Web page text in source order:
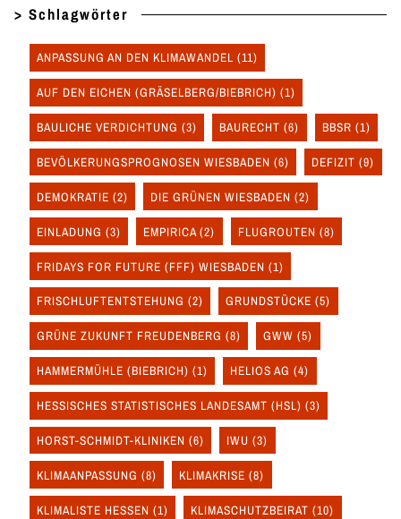
> Schlagwörter
ANPASSUNG AN DEN KLIMAWANDEL (11)
AUF DEN EICHEN (GRÄSELBERG/BIEBRICH) (1)
BAULICHE VERDICHTUNG (3) BAURECHT (6) BBSR (1)
BEVÖLKERUNGSPROGNOSEN WIESBADEN (6) DEFIZIT (9)
DEMOKRATIE (2) DIE GRÜNEN WIESBADEN (2)
EINLADUNG (3) EMPIRICA(2) FLUGROUTEN (8)
FRIDAYS FOR FUTURE (FFF) WIESBADEN (1)
FRISCHLUFTENTSTEHUNG (2) GRUNDSTÜCKE (5)
GRÜNE ZUKUNFT FREUDENBERG (8) GWW (5)
HAMMERMÜHLE (BIEBRICH) (1) HELIOS AG (4)
HESSISCHES STATISTISCHES LANDESAMT (HSL) (3)
HORST-SCHMIDT-KLINIKEN (6) IWU (3)
KLIMAANPASSUNG (8) KLIMAKRISE (8)
KLIMALISTE HESSEN (1) KLIMASCHUTZBEIRAT (10)